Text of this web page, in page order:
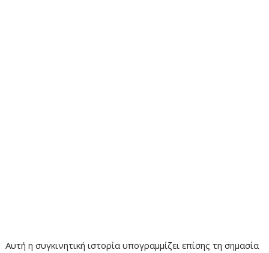
Αυτή η συγκινητική ιστορία υπογραμμίζει επίσης τη σημασία